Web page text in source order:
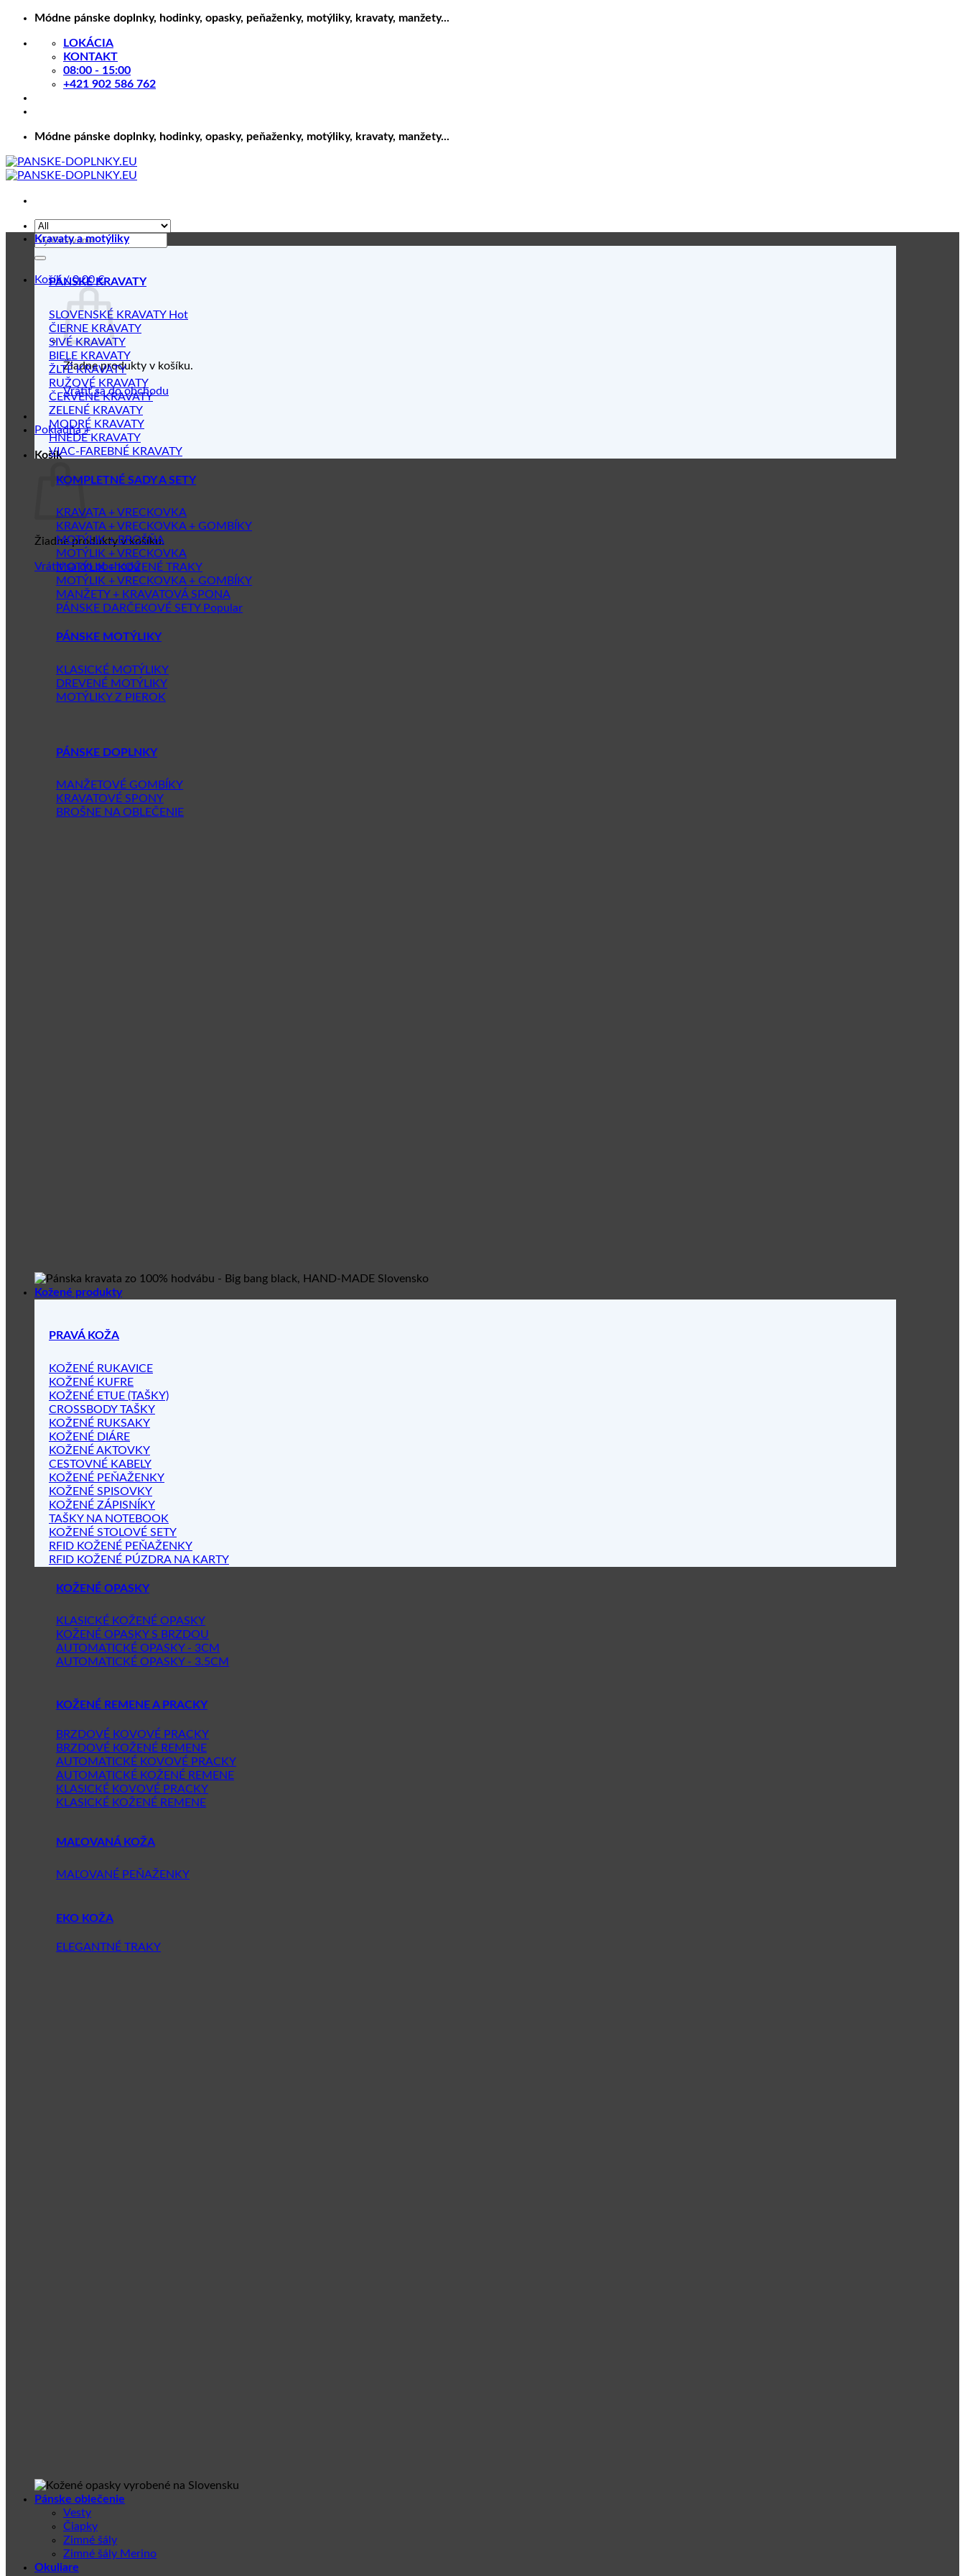
Skip
content
Módne pánske doplnky, hodinky, opasky, peňaženky, motýliky, kravaty, manžety...
LOKÁCIA
KONTAKT
08:00 - 15:00
+421 902 586 762
Módne pánske doplnky, hodinky, opasky, peňaženky, motýliky, kravaty, manžety...
Hľadať:
Košík /0.00€
Žiadne produkty v košíku.
Vrátiť sa do obchodu
Pokladňa +
Košík
Žiadne produkty v košíku.
Vrátiť sa do obchodu
Kravaty a motýliky
PÁNSKE KRAVATY
SLOVENSKÉ KRAVATY
ČIERNE KRAVATY
SIVÉ KRAVATY
BIELE KRAVATY
ŽLTÉ KRAVATY
RUŽOVÉ KRAVATY
ČERVENÉ KRAVATY
ZELENÉ KRAVATY
MODRÉ KRAVATY
HNEDÉ KRAVATY
VIAC-FAREBNÉ KRAVATY
KOMPLETNÉ SADY A SETY
KRAVATA + VRECKOVKA
KRAVATA + VRECKOVKA + GOMBÍKY
MOTÝLIK + BROŠŇA
MOTÝLIK + VRECKOVKA
MOTÝLIK + KOŽENÉ TRAKY
MOTÝLIK + VRECKOVKA + GOMBÍKY
MANŽETY + KRAVATOVÁ SPONA
PÁNSKE DARČEKOVÉ SETY
PÁNSKE MOTÝLIKY
KLASICKÉ MOTÝLIKY
DREVENÉ MOTÝLIKY
MOTÝLIKY Z PIEROK
PÁNSKE DOPLNKY
MANŽETOVÉ GOMBÍKY
KRAVATOVÉ SPONY
BROŠNE NA OBLEČENIE
Kožené produkty
PRAVÁ KOŽA
KOŽENÉ RUKAVICE
KOŽENÉ KUFRE
KOŽENÉ ETUE (TAŠKY)
CROSSBODY TAŠKY
KOŽENÉ RUKSAKY
KOŽENÉ DIÁRE
KOŽENÉ AKTOVKY
CESTOVNÉ KABELY
KOŽENÉ PEŇAŽENKY
KOŽENÉ SPISOVKY
KOŽENÉ ZÁPISNÍKY
TAŠKY NA NOTEBOOK
KOŽENÉ STOLOVÉ SETY
RFID KOŽENÉ PEŇAŽENKY
RFID KOŽENÉ PÚZDRA NA KARTY
KOŽENÉ OPASKY
KLASICKÉ KOŽENÉ OPASKY
KOŽENÉ OPASKY S BRZDOU
AUTOMATICKÉ OPASKY - 3CM
AUTOMATICKÉ OPASKY - 3.5CM
KOŽENÉ REMENE A PRACKY
BRZDOVÉ KOVOVÉ PRACKY
BRZDOVÉ KOŽENÉ REMENE
AUTOMATICKÉ KOVOVÉ PRACKY
AUTOMATICKÉ KOŽENÉ REMENE
KLASICKÉ KOVOVÉ PRACKY
KLASICKÉ KOŽENÉ REMENE
MAĽOVANÁ KOŽA
MAĽOVANÉ PEŇAŽENKY
EKO KOŽA
ELEGANTNÉ TRAKY
Pánske oblečenie
Vesty
Čiapky
Zimné šály
Zimné šály Merino
Okuliare